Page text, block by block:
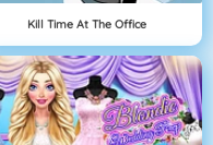
Kill Time At The Office